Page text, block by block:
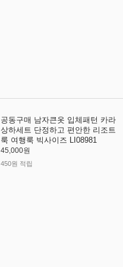
공동구매 남자큰옷 입체패턴 카라
상하세트 단정하고 편안한 리조트
룩 여행룩 빅사이즈 LI08981
45,000원
450원 적립